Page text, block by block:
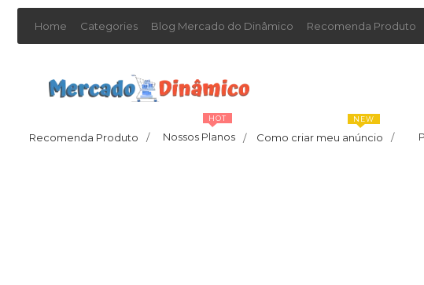
Home Categories Blog Mercado do Dinâmico Recomenda Produto
Recomenda Produto / Nossos Planos /
HOT
Como criar meu anúncio /
NEW